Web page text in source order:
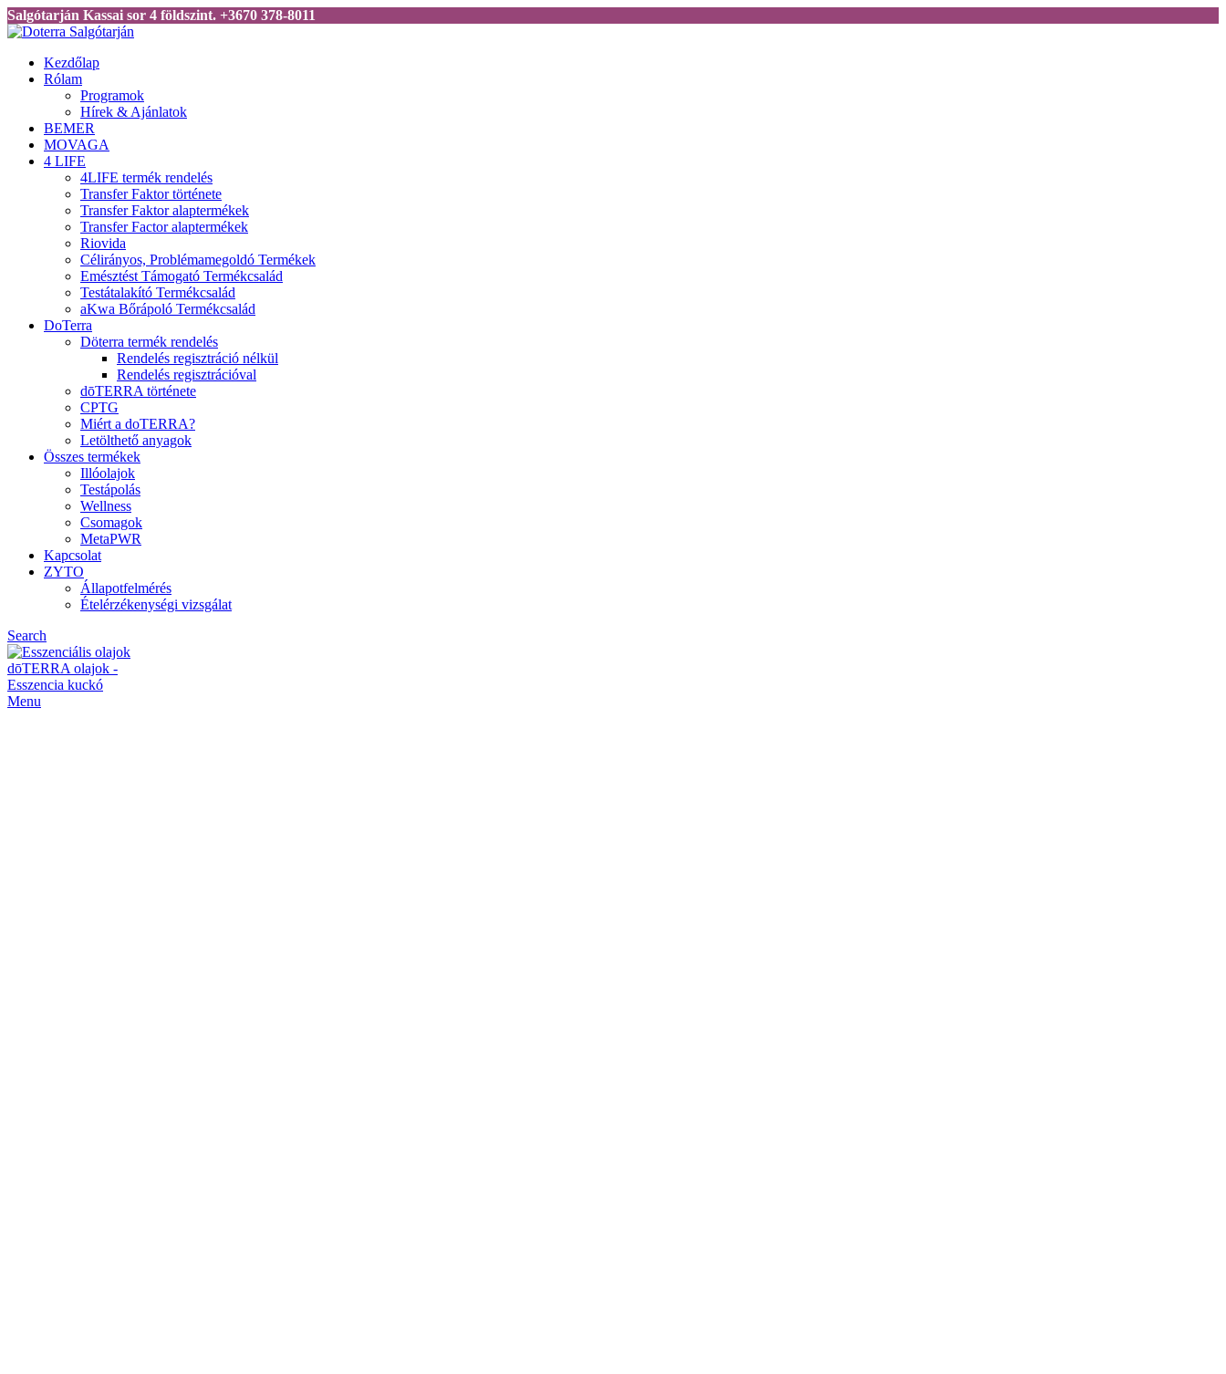
Salgótarján Kassai sor 4 földszint. +3670 378-8011
Kezdőlap
Rólam
Programok
Hírek & Ajánlatok
BEMER
MOVAGA
4 LIFE
4LIFE termék rendelés
Transfer Faktor története
Transfer Faktor alaptermékek
Transfer Factor alaptermékek
Riovida
Célirányos, Problémamegoldó Termékek
Emésztést Támogató Termékcsalád
Testátalakító Termékcsalád
aKwa Bőrápoló Termékcsalád
DoTerra
Döterra termék rendelés
Rendelés regisztráció nélkül
Rendelés regisztrációval
dōTERRA története
CPTG
Miért a doTERRA?
Letölthető anyagok
Összes termékek
Illóolajok
Testápolás
Wellness
Csomagok
MetaPWR
Kapcsolat
ZYTO
Állapotfelmérés
Ételérzékenységi vizsgálat
Search
Menu